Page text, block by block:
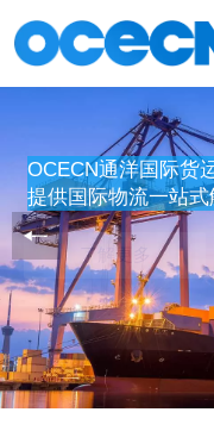
OCECN通洋国际货
提供国际物流一站
了解更多